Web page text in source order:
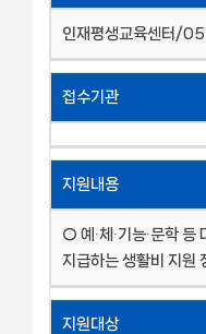
인재평생교육센터/
접수기관
지원내용
○ 예∙체∙기능∙문학 등
지급하는 생활비 지원
지원대상